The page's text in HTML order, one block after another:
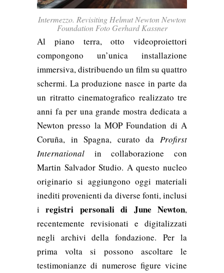
Intermezzo. Revisiting Helmut Newton Newton
Foundation Foto Gerhard Kassner
Al piano terra, otto videoproiettori
compongono un’unica installazione
immersiva, distribuendo un film su quattro
schermi. La produzione nasce in parte da
un ritratto cinematografico realizzato tre
anni fa per una grande mostra dedicata a
Newton presso la MOP Foundation di A
Coruña, in Spagna, curato da Profirst
International in collaborazione con
Martin Salvador Studio. A questo nucleo
originario si aggiungono oggi materiali
inediti provenienti da diverse fonti, inclusi
iregistri personali di June Newton,
recentemente revisionati e digitalizzati
negli archivi della fondazione. Per la
prima volta si possono ascoltare le
testimonianze di numerose figure vicine